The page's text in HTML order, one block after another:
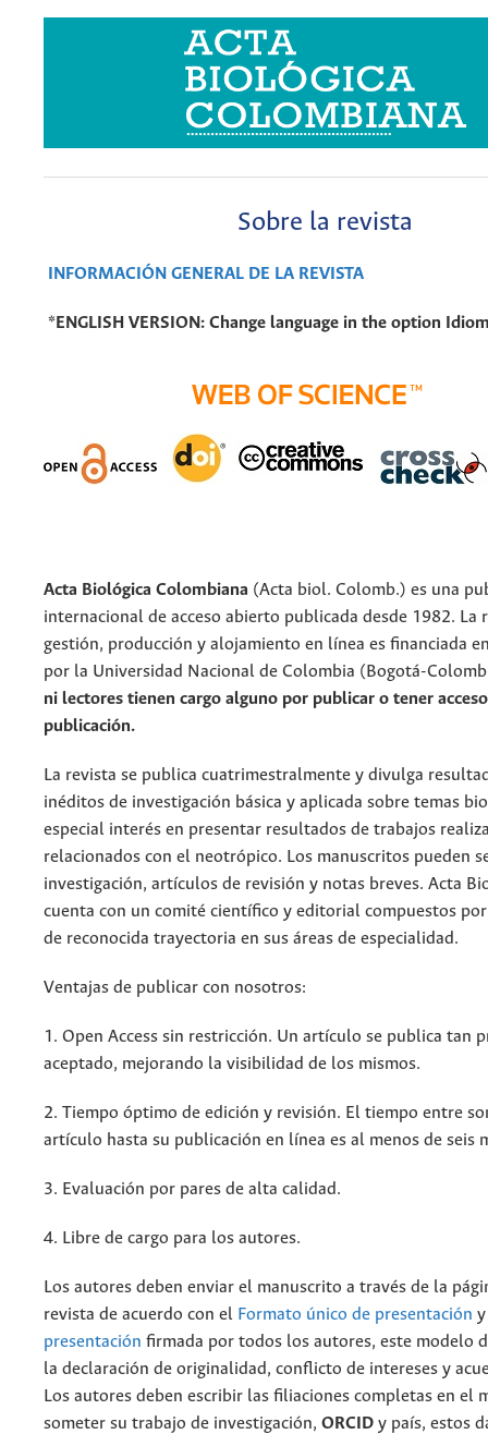
Sobre la revista
INFORMACIÓN GENERAL DE LA REVISTA
*ENGLISH VERSION: Change language in the option
Acta Biológica Colombiana (Acta biol. Colomb.) es una
internacional de acceso abierto publicada desde 1982. La
gestión, producción y alojamiento en línea es financiada
por la Universidad Nacional de Colombia (Bogotá-
ni lectores tienen cargo alguno por publicar o tener
publicación.
La revista se publica cuatrimestralmente y divulga
inéditos de investigación básica y aplicada sobre temas
especial interés en presentar resultados de trabajos
relacionados con el neotrópico. Los manuscritos pueden
investigación, artículos de revisión y notas breves. Acta
cuenta con un comité científico y editorial compuestos
de reconocida trayectoria en sus áreas de especialidad.
Ventajas de publicar con nosotros:
1. Open Access sin restricción. Un artículo se publica tan
aceptado, mejorando la visibilidad de los mismos.
2. Tiempo óptimo de edición y revisión. El tiempo entre
artículo hasta su publicación en línea es al menos de seis
3. Evaluación por pares de alta calidad.
4. Libre de cargo para los autores.
Los autores deben enviar el manuscrito a través de la
revista de acuerdo con el Formato único de presentación
presentación firmada por todos los autores, este modelo
la declaración de originalidad, conflicto de intereses y
Los autores deben escribir las filiaciones completas en el
someter su trabajo de investigación, ORCID y país, estos